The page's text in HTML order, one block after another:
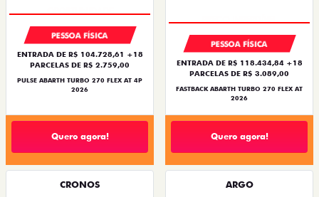
PESSOA FÍSICA
ENTRADA DE R$ 104.728,61 +18
PARCELAS DE R$ 2.759,00
PULSE ABARTH TURBO 270 FLEX AT 4P
2026
Quero agora!
PESSOA FÍSICA
ENTRADA DE R$ 118.434,84 +18
PARCELAS DE R$ 3.089,00
FASTBACK ABARTH TURBO 270 FLEX AT
2026
Quero agora!
CRONOS ARGO